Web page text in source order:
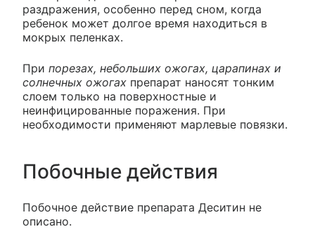
раздражения, особенно перед сном, когда
ребенок может долгое время находиться в
мокрых пеленках.
При порезах, небольших ожогах, царапинах и
солнечных ожогах препарат наносят тонким
слоем только на поверхностные и
неинфицированные поражения. При
необходимости применяют марлевые повязки.
Побочные действия
Побочное действие препарата Деситин не
описано.